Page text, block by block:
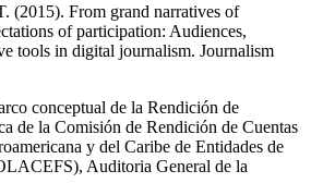
(2015). From grand narratives of
of participation: Audiences,
tools in digital journalism. Journalism
conceptual de la Rendición de
de la Comisión de Rendición de Cuentas
y del Caribe de Entidades de
Auditoria General de la